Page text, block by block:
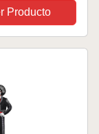
con corbata,
Oficial The
para
Producto